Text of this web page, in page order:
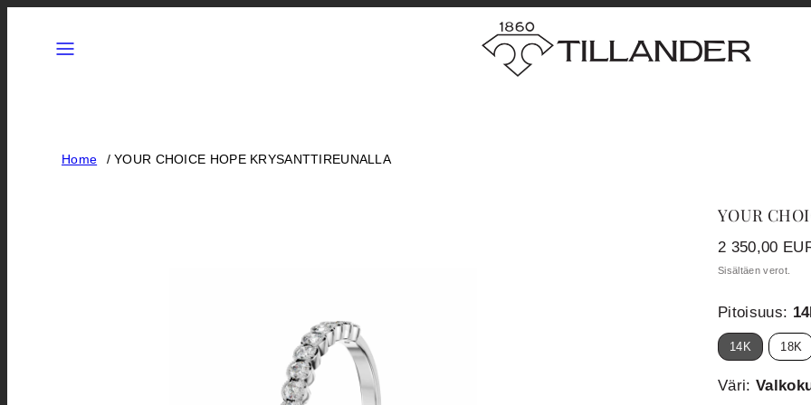
sisältöön
Home YOUR CHOICE HOPE KRYSANTTIREUNALLA
YOUR
Hinta
2 350,00
Sisältäen verot.
Pitoisuus:
14K 18K
Väri: